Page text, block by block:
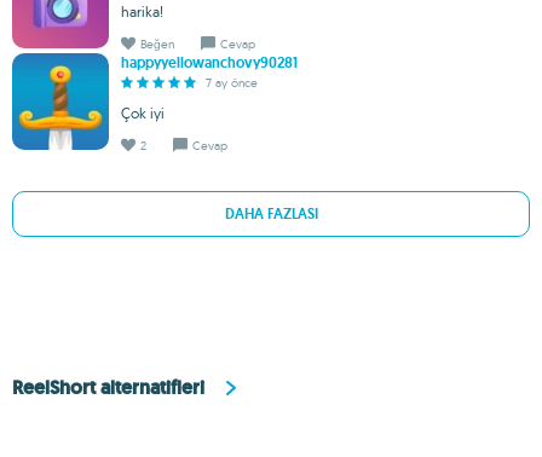
harika!
Beğen Cevap
happyyellowanchovy90281
7 ay önce
Çok iyi
2 Cevap
DAHA FAZLASI
ReelShort alternatifleri